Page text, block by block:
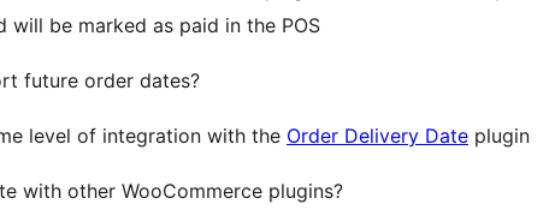
be marked as paid in the POS
future order dates?
level of integration with the Order Delivery Date plugin
with other WooCommerce plugins?